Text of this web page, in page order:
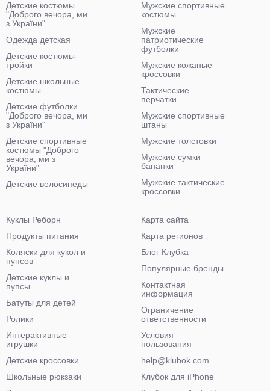
Детские костюмы
"Доброго вечора, ми
з України"
Одежда детская
Детские костюмы-
тройки
Детские школьные
костюмы
Детские футболки
"Доброго вечора, ми
з України"
Детские спортивные
костюмы "Доброго
вечора, ми з
України"
Детские велосипеды
Мужские спортивные
костюмы
Мужские
патриотические
футболки
Мужские кожаные
кроссовки
Тактические
перчатки
Мужские спортивные
штаны
Мужские толстовки
Мужские сумки
бананки
Мужские тактические
кроссовки
Куклы Реборн
Продукты питания
Коляски для кукол и
пупсов
Детские куклы и
пупсы
Батуты для детей
Ролики
Интерактивные
игрушки
Детские кроссовки
Школьные рюкзаки
Карта сайта
Карта регионов
Блог Клубка
Популярные бренды
Контактная
информация
Ограничение
ответственности
Условия
пользования
help@klubok.com
Клубок для iPhone